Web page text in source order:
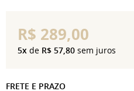
R$ 289,00
5x de R$ 57,80 sem juros
FRETE E PRAZO